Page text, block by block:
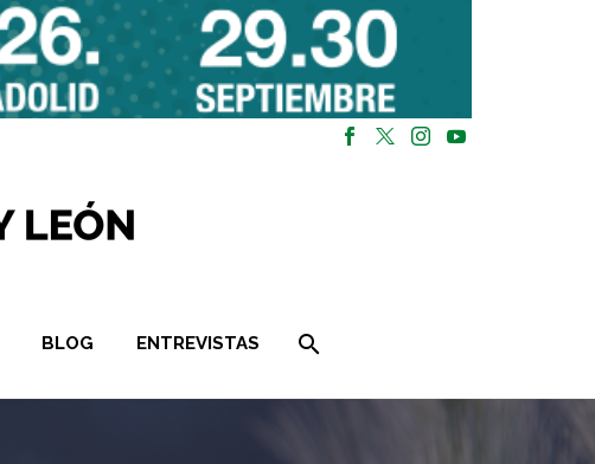
BLOG ENTREVISTAS